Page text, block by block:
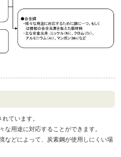
ています。
な用途に対応することができます。
などによって、炭素鋼が使用しにくい場